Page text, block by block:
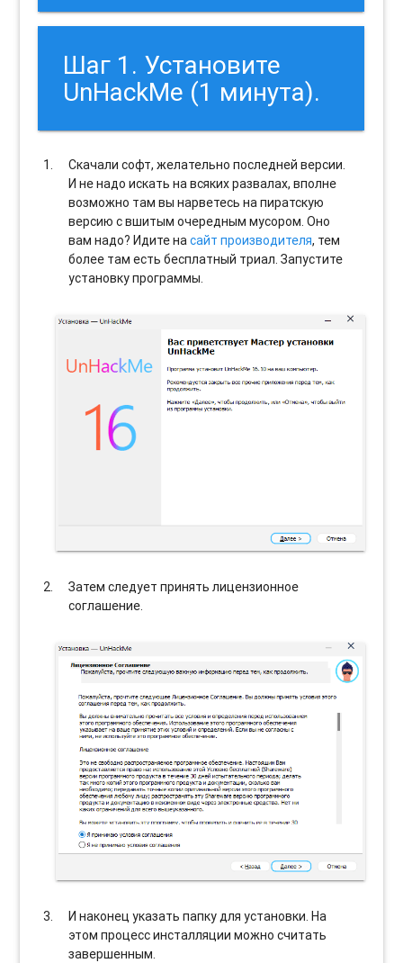
Шаг 1. Установите
UnHackMe (1 минута).
Скачали софт, желательно последней версии.
И не надо искать на всяких развалах, вполне
возможно там вы нарветесь на пиратскую
версию с вшитым очередным мусором. Оно
вам надо? Идите насайт производителя, тем
более там есть бесплатный триал. Запустите
установку программы.
Затем следует принять лицензионное
соглашение.
И наконец указать папку для установки. На
этом процесс инсталляции можно считать
завершенным.